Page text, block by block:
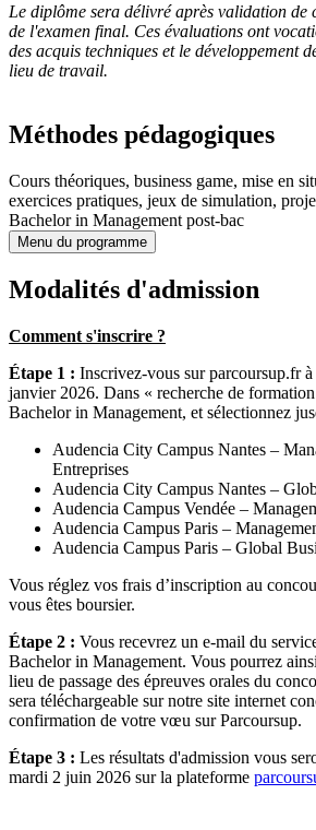
Le diplôme sera délivré après validation de
de l'examen final. Ces évaluations ont
des acquis techniques et le développement
lieu de travail.
Méthodes pédagogiques
Cours théoriques, business game, mise en
exercices pratiques, jeux de simulation,
Bachelor in Management post-bac
Menu du programme
Modalités d'admission
Comment s'inscrire ?
Étape 1 : Inscrivez-vous sur parcoursup.fr
janvier 2026. Dans « recherche de
Bachelor in Management, et sélectionnez
Audencia City Campus Nantes –
Entreprises
Audencia City Campus Nantes –
Audencia Campus Vendée –
Audencia Campus Paris –
Audencia Campus Paris – Global
Vous réglez vos frais d’inscription au
vous êtes boursier.
Étape 2 : Vous recevrez un e-mail du
Bachelor in Management. Vous pourrez
lieu de passage des épreuves orales du
sera téléchargeable sur notre site internet
confirmation de votre vœu sur Parcoursup.
Étape 3 : Les résultats d'admission vous
mardi 2 juin 2026 sur la plateforme